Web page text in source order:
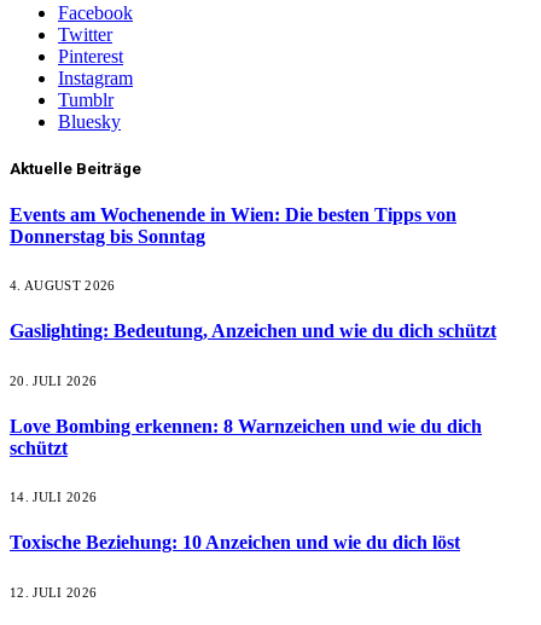
Facebook
Twitter
Pinterest
Instagram
Tumblr
Bluesky
Aktuelle Beiträge
Events am Wochenende in Wien: Die besten Tipps von
Donnerstag bis Sonntag
4. AUGUST 2026
Gaslighting: Bedeutung, Anzeichen und wie du dich schützt
20. JULI 2026
Love Bombing erkennen: 8 Warnzeichen und wie du dich
schützt
14. JULI 2026
Toxische Beziehung: 10 Anzeichen und wie du dich löst
12. JULI 2026